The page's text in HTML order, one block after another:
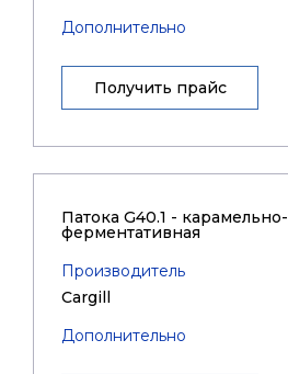
Дополнительно
Получить прайс
Патока G40.1 - карамельно-
ферментативная
Производитель
Cargill
Дополнительно